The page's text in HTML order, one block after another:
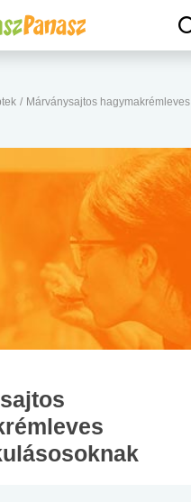
/ Márványsajtos hagymakrémleves